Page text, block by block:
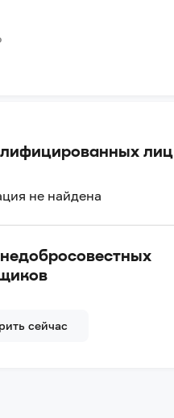
лиц
не найдена
сейчас